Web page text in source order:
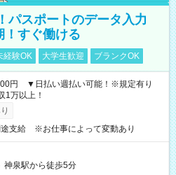
パスポートのデータ入力
！すぐ働ける
経験OK 大学生歓迎 ブランクOK
円 ▼日払い週払い可能！※規定有り
1万以上！
途支給 ※お仕事によって変動あり
神泉駅から徒歩5分